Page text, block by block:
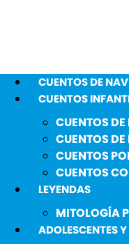
CUENTOS DE
CUENTOS
CUENTOS
CUENTOS DE
CUENTOS
CUENTOS
LEYENDAS
MITOLOGÍA
ADOLESCENTES